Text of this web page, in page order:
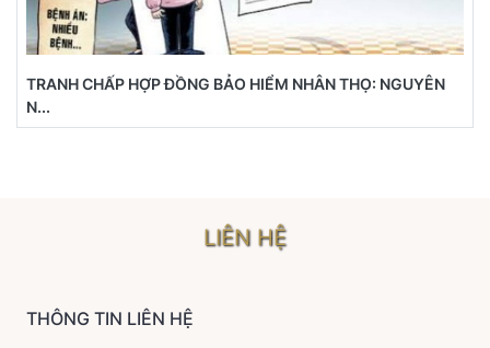
TRANH CHẤP HỢP ĐỒNG BẢO HIỂM NHÂN THỌ: NGUYÊN
N...
LIÊN HỆ
THÔNG TIN LIÊN HỆ